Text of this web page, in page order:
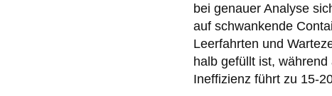
bei genauer Analyse
auf schwankende
Leerfahrten und
halb gefüllt ist,
Ineffizienz führt zu 15-